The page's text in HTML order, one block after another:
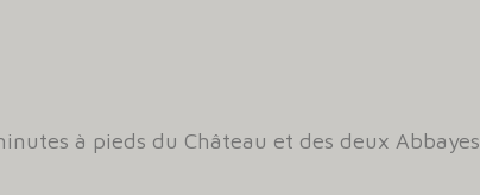
à pieds du Château et des deux Abbayes